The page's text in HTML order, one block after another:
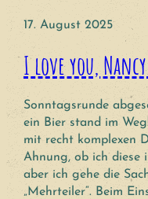
17. August 2025
I love you,
Sonntagsrunde
ein Bier stand im
mit recht komplexen
Ahnung, ob ich diese
aber ich gehe die
„Mehrteiler“. Beim